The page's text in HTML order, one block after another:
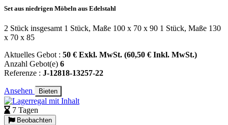
Set aus niedrigen Möbeln aus Edelstahl
2 Stück insgesamt 1 Stück, Maße 100 x 70 x 90 1 Stück, Maße 130
x 70 x 85
Aktuelles Gebot : 50 € Exkl. MwSt. (60,50 € Inkl. MwSt.)
Anzahl Gebot(e) 6
Referenze : J-12818-13257-22
Ansehen Bieten
7 Tagen
Beobachten